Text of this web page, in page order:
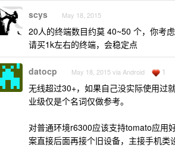
scys May 18, 2015
20人的终端数目约莫 40~50 个，你考虑
请买1k左右的终端，会稳定点
datocp May 18, 2015 via Android 1
无线超过30+，如果自己没实际使用过
业级仅是个名词仅做参考。
对普通环境r6300应该支持tomato应用
案直接后面再接个旧设备，主接手机类